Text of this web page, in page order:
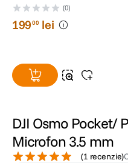
360/Action/Nano
(0)
19900 lei
DJI Osmo Pocket/
Microfon 3.5 mm
(1 recenzie)